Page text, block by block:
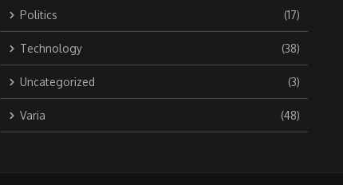
Politics (17)
Technology (38)
Uncategorized (3)
Varia (48)